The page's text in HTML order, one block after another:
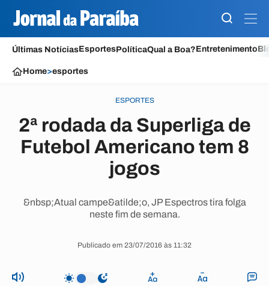
Últimas NotíciasEsportesPolíticaQual a Boa?Entretenimento
Home>esportes
ESPORTES
2ª rodada da Superliga de
Futebol Americano tem 8
jogos
&nbsp;Atual campe&atilde;o, JP Espectros tira folga
neste fim de semana.
Publicado em 23/07/2016 às 11:32